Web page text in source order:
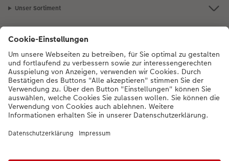
Unser Sortiment
Service
Mehr zum CEWE Fotoservice